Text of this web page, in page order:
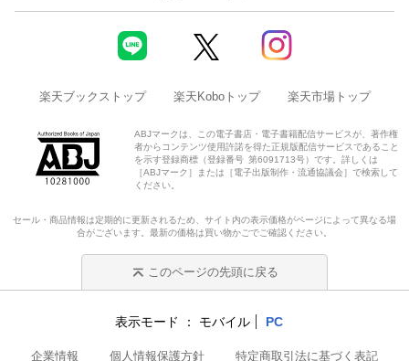
楽天ブックストップ 楽天Koboトップ 楽天市場トップ
ABJマークは、この電子書店・電子書籍配信サービスが、著作権
者からコンテンツ使用許諾を得た正規版配信サービスであること
を示す登録商標（登録番号 第6091713号）です。詳しくは
［ABJマーク］または［電子出版制作・流通協議会］で検索して
ください。
セール・商品情報は定期的に更新されるため、サイト内の表示価格がページによって異なる場
合がございます。最新の価格は買い物かごでご確認ください。
このページの先頭に戻る
表示モード モバイル PC
企業情報 個人情報保護方針 特定商取引法に基づく表記